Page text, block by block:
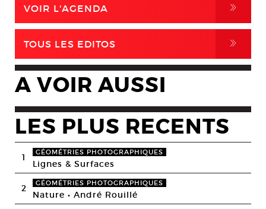
VOIR L'AGENDA ,
TOUS LES EDITOS ,
A VOIR AUSSI
LES PLUS RECENTS
1 GÉOMÉTRIES PHOTOGRAPHIQUES
Lignes & Surfaces
2 GÉOMÉTRIES PHOTOGRAPHIQUES
Nature • André Rouillé